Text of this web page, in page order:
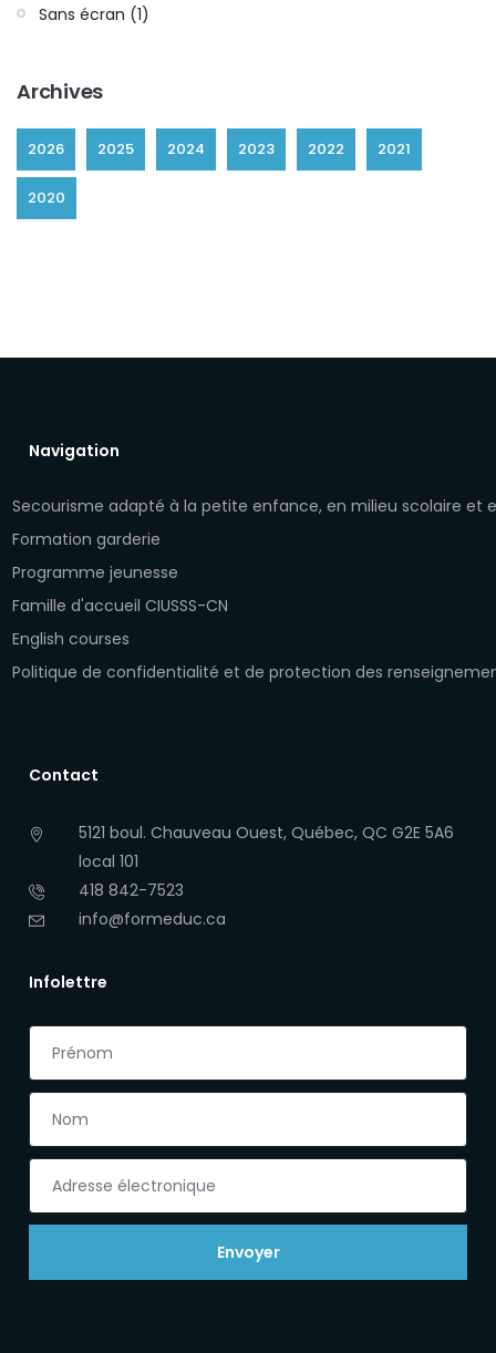
Sans écran (1)
Archives
2026 2025 2024 2023 2022 2021
2020
Navigation
Secourisme adapté à la petite enfance, en milieu scolaire et
Formation garderie
Programme jeunesse
Famille d'accueil CIUSSS-CN
English courses
Politique de confidentialité et de protection des
Contact
5121 boul. Chauveau Ouest, Québec, QC G2E 5A6
local 101
418 842-7523
info@formeduc.ca
Infolettre
Envoyer